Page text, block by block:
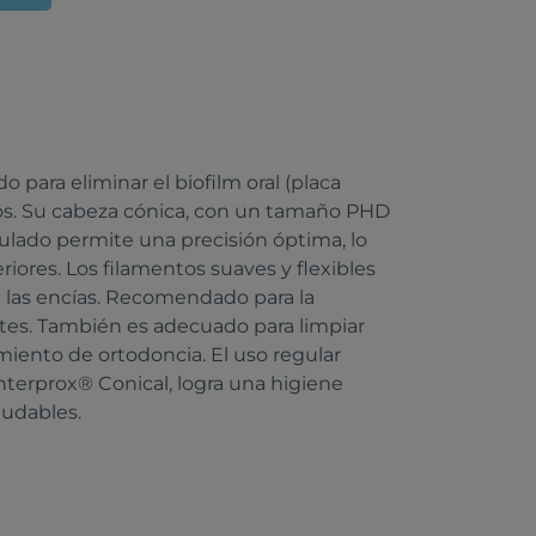
para eliminar el biofilm oral (placa
Su cabeza cónica, con un tamaño PHD
permite una precisión óptima, lo
Los filamentos suaves y flexibles
encías. Recomendado para la
También es adecuado para limpiar
de ortodoncia. El uso regular
Conical, logra una higiene